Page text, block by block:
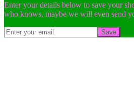
Enter your details below to save your
who knows, maybe we will even send
Save